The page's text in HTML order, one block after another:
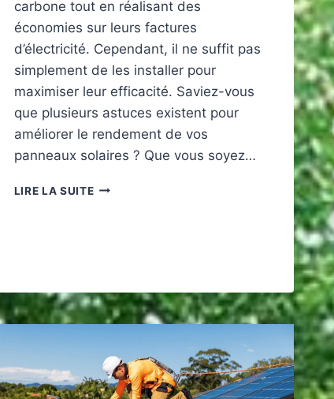
carbone tout en réalisant des
économies sur leurs factures
d’électricité. Cependant, il ne suffit pas
simplement de les installer pour
maximiser leur efficacité. Saviez-vous
que plusieurs astuces existent pour
améliorer le rendement de vos
panneaux solaires ? Que vous soyez…
LIRE LA SUITEASTUCES
PANNEAUX
SOLAIRES